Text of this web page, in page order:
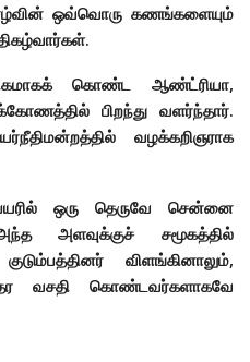
ஒவ்வொரு கணங்களையும்
கொண்ட ஆண்ட்ரியா,
பிறந்து வளர்ந்தார்.
வழக்கறிஞராக
ஒரு தெருவே சென்னை
அளவுக்குச் சமூகத்தில்
விளங்கினாலும்,
வசதி கொண்டவர்களாகவே